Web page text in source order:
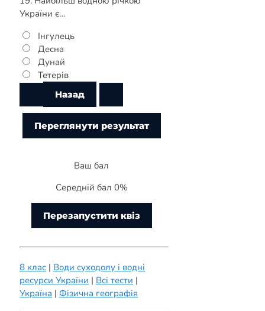
України є…
Інгулець
Десна
Дунай
Тетерів
Ваш бал
Середній бал 0%
Перезапустити квіз
8 клас | Води суходолу і водні
ресурси України | Всі тести |
Україна | Фізична географія